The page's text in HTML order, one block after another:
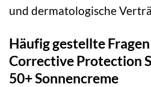
und dermatologische
Häufig gestellte
Corrective Protection
50+ Sonnencreme